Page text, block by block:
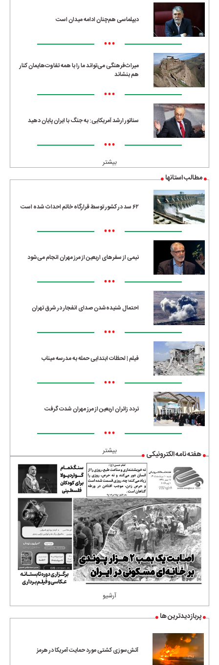
دیپلماسی هم‌چنان ادامه میدان است
•••
میراث‌فرهنگی می‌تواند ما را با همه تفاوت‌هایمان کنار
هم بنشاند
•••
سناتور ارشد آمریکایی: به جنگ با ایران پایان دهید
•••
بیشتر
مطالب استانها
۶۲ سد در کشور توسط قرارگاه خاتم احداث شده است
•••
نیمی از سفرهای اربعین از مرز مهران انجام می‌شود
•••
احتمال شنیده‌شدن صدای انفجار در شرق تهران
•••
فیلم | لحظات ابتدایی حمله به مدرسه میناب
•••
تردد زائران اربعین از مرز مهران شدت گرفت
•••
بیشتر هفته نامه الکترونیکی
آرشیو
پربازدیدترین ها
آتش‌سوزی کشتی مورد حمایت آمریکا در هرمز